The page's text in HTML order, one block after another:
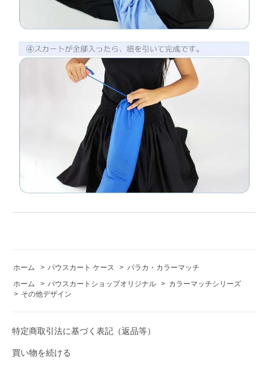
ホーム > パウスカート ケース > パラカ・カラーマッチ
ホーム
> パウスカートショップオリジナル > カラーマッチシリーズ
> その他デザイン
特定商取引法に基づく表記（返品等）
買い物を続ける